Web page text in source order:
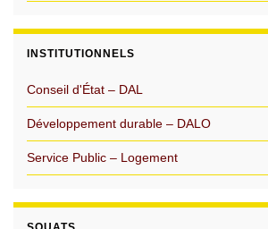
INSTITUTIONNELS
Conseil d'État – DAL
Développement durable – DALO
Service Public – Logement